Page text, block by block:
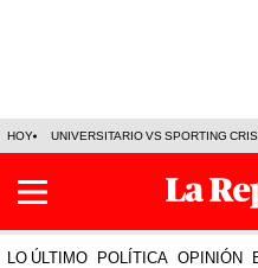
HOY UNIVERSITARIO VS SPORTING
LO ÚLTIMO POLÍTICA OPINIÓN